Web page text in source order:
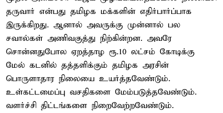
தருவார் என்பது தமிழக மக்களின் எதிர்பார்ப்பாக
இருக்கிறது. ஆனால் அவருக்கு முன்னால் பல
சவால்கள் அணிவகுத்து நிற்கின்றன. அவரே
சொன்னதுபோல ஏறத்தாழ ரூ.10 லட்சம் கோடிக்கு
மேல் கடனில் தத்தளிக்கும் தமிழக அரசின்
பொருளாதார நிலையை உயர்த்தவேண்டும்.
உள்கட்டமைப்பு வசதிகளை மேம்படுத்தவேண்டும்.
வளர்ச்சி திட்டங்களை நிறைவேற்றவேண்டும்.